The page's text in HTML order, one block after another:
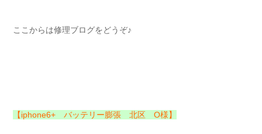
ここからは修理ブログをどうぞ♪
【iphone6+ バッテリー膨張 北区 O様】